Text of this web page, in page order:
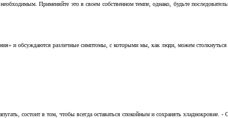
Применяйте это в своем собственном темпе, однако, будьте
и обсуждаются различные симптомы, с которыми мы, как люди, можем
состоит в том, чтобы всегда оставаться спокойным и сохранять хладнокровие. -